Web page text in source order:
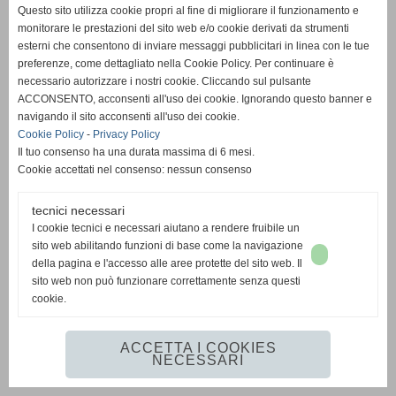
Questo sito utilizza cookie propri al fine di migliorare il funzionamento e
monitorare le prestazioni del sito web e/o cookie derivati da strumenti
esterni che consentono di inviare messaggi pubblicitari in linea con le tue
preferenze, come dettagliato nella Cookie Policy. Per continuare è
necessario autorizzare i nostri cookie. Cliccando sul pulsante
ACCONSENTO, acconsenti all'uso dei cookie. Ignorando questo banner e
navigando il sito acconsenti all'uso dei cookie.
Cookie Policy - Privacy Policy
Il tuo consenso ha una durata massima di 6 mesi.
Cookie accettati nel consenso: nessun consenso
tecnici necessari
I cookie tecnici e necessari aiutano a rendere fruibile un
sito web abilitando funzioni di base come la navigazione
della pagina e l'accesso alle aree protette del sito web. Il
sito web non può funzionare correttamente senza questi
cookie.
ACCETTA I COOKIES
NECESSARI